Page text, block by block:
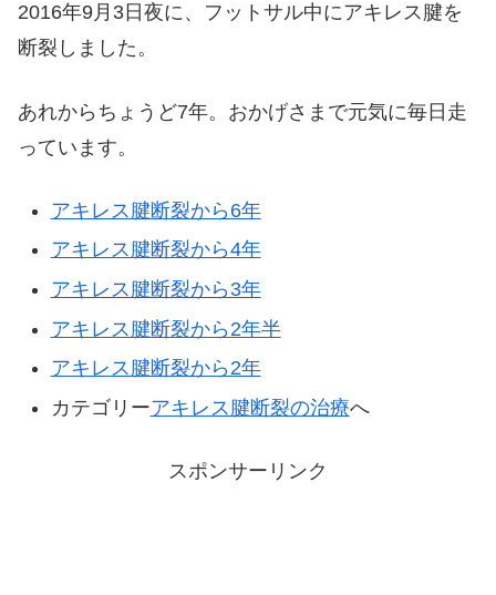
2016年9月3日夜に、フットサル中にアキレス腱を
断裂しました。
あれからちょうど7年。おかげさまで元気に毎日走
っています。
アキレス腱断裂から6年
アキレス腱断裂から4年
アキレス腱断裂から3年
アキレス腱断裂から2年半
アキレス腱断裂から2年
カテゴリーアキレス腱断裂の治療へ
スポンサーリンク